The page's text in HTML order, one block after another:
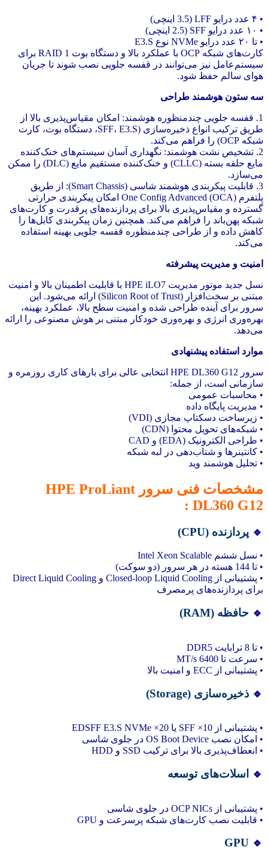
• ۴ عدد درایو LFF (3.5 اینچی)
• ۱۰ عدد درایو SFF (2.5 اینچی)
• تا ۲۰ عدد درایو NVMe نوع E3.S
کارت‌های شبکه OCP با عملکرد بالا و دستگاه بوت RAID 1 برای
سیستم‌عامل نیز می‌توانند در قفسه جلویی نصب شوند تا جریان
هوای سالم حفظ شود.
سه ستون هوشمند طراحی
1. قفسه جلویی چندمنظوره هوشمند: امکان مقیاس‌پذیری بالا از
طریق ترکیب انواع ذخیره‌سازی (SFF، E3.S، دستگاه بوت، کارت
شبکه OCP) را فراهم می‌کند.
2. تشخیص نشت هوشمند: نگهداری آسان سیستم‌های خنک‌کننده
مایع حلقه بسته (CLLC) و خنک‌کننده مستقیم مایع (DLC) را ممکن
می‌سازد.
3. قابلیت پیکربندی هوشمند شاسی (Smart Chassis): از طریق
پلتفرم One Config Advanced (OCA) امکان پیکربندی حرارتی
گسترده و مقیاس‌پذیری بالا برای پردازنده‌های پرقدرت و کارت‌های
شبکه پهن‌باند را فراهم می‌کند. همچنین زمان پیکربندی کابل‌ها را
کاهش داده و از طراحی چندمنظوره قفسه جلویی بهینه استفاده
می‌کند.
امنیت و مدیریت پیشرفته
نسل جدید موتور مدیریت HPE iLO7 با قابلیت اطمینان بالا و امنیت
مبتنی بر سخت‌افزار (Silicon Root of Trust) ارائه می‌شود. این
سرور برای آینده طراحی شده و امنیت سطح بالا، عملکرد بهینه،
بهره‌وری انرژی و بهره‌وری خودکار مبتنی بر هوش مصنوعی را ارائه
می‌دهد.
موارد استفاده پیشنهادی
سرور HPE DL360 G12 انتخابی عالی برای بارهای کاری روزمره و
سازمانی است، از جمله:
• محاسبات عمومی
• مدیریت پایگاه داده
• زیرساخت دسکتاپ مجازی (VDI)
• شبکه‌های تحویل محتوا (CDN)
• طراحی الکترونیک (EDA) و CAD
• کانتینرها و شتاب‌دهی در لبه شبکه
• تحلیل هوشمند وید
مشخصات فنی سرور HPE ProLiant
DL360 G12 :
🔹 پردازنده (CPU)
• نسل ششم Intel Xeon Scalable
• تا 144 هسته در هر سرور (دو سوکت)
• پشتیبانی از Closed-loop Liquid Cooling و Direct Liquid Cooling
برای پردازنده‌های پرمصرف
🔹 حافظه (RAM)
• تا 8 ترابایت DDR5
• سرعت تا 6400 MT/s
• پشتیبانی از ECC و امنیت بالا
🔹 ذخیره‌سازی (Storage)
• پشتیبانی از 10× SFF یا 20× EDSFF E3.S NVMe
• امکان نصب OS Boot Device در جلوی شاسی
• انعطاف‌پذیری بالا برای ترکیب SSD و HDD
🔹 اسلات‌های توسعه
• پشتیبانی از OCP NICs در جلوی شاسی
• قابلیت نصب کارت‌های شبکه پرسرعت و GPU
🔹
GPU